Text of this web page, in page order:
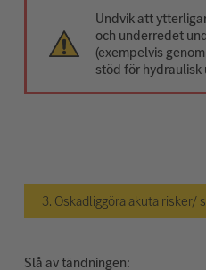
Undvik att
och underredet
(exempelvis
stöd för hydraulisk
3. Oskadliggöra akuta
Slå av tändningen: